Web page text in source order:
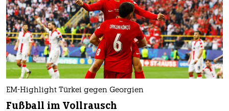
EM-Highlight Türkei gegen Georgien
Fußball im Vollrausch